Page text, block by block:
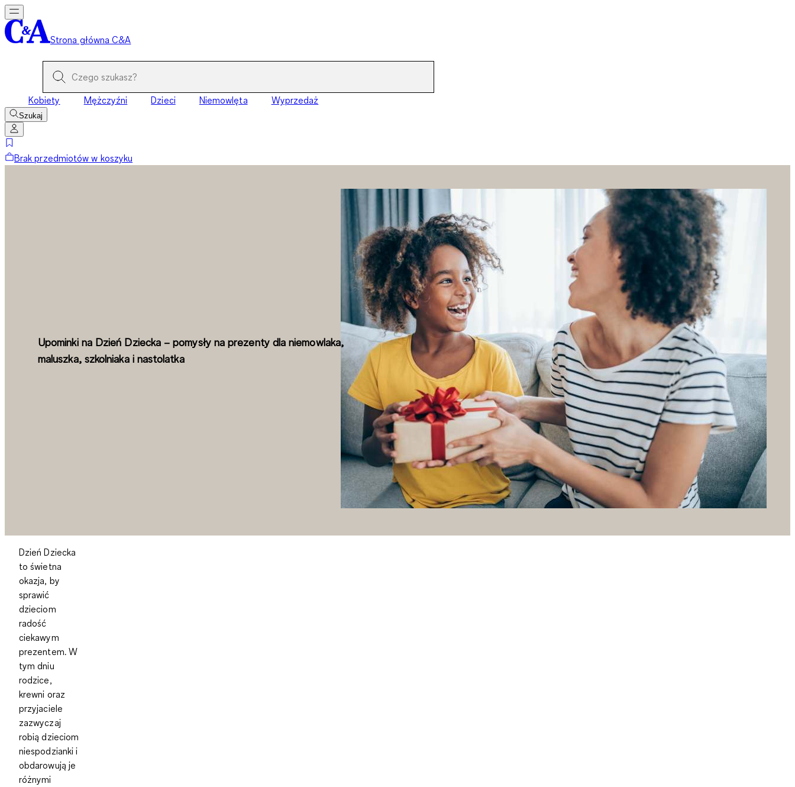
Strona główna C&A
Kobiety Mężczyźni Dzieci Niemowlęta Wyprzedaż
Szukaj
Brak przedmiotów w koszyku
Upominki na Dzień Dziecka – pomysły na prezenty dla niemowlaka,
maluszka, szkolniaka i nastolatka
Dzień Dziecka
to świetna
okazja, by
sprawić
dzieciom
radość
ciekawym
prezentem. W
tym dniu
rodzice,
krewni oraz
przyjaciele
zazwyczaj
robią dzieciom
niespodzianki i
obdarowują je
różnymi